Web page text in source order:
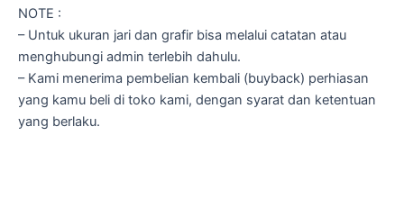
NOTE :
– Untuk ukuran jari dan grafir bisa melalui catatan atau
menghubungi admin terlebih dahulu.
– Kami menerima pembelian kembali (buyback) perhiasan
yang kamu beli di toko kami, dengan syarat dan ketentuan
yang berlaku.